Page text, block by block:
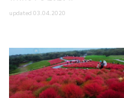
updated 03.04.2020